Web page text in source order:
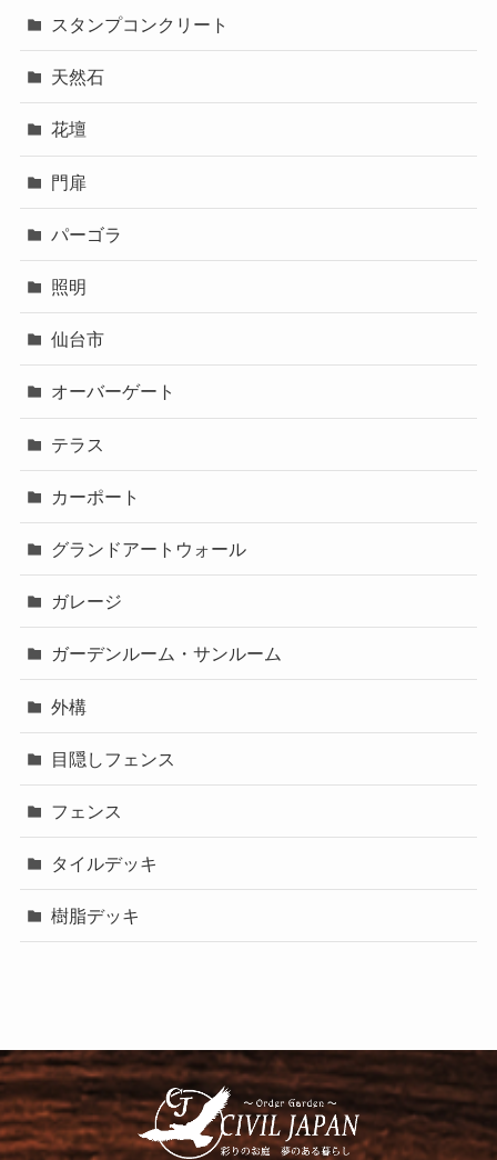
スタンプコンクリート
天然石
花壇
門扉
パーゴラ
照明
仙台市
オーバーゲート
テラス
カーポート
グランドアートウォール
ガレージ
ガーデンルーム・サンルーム
外構
目隠しフェンス
フェンス
タイルデッキ
樹脂デッキ